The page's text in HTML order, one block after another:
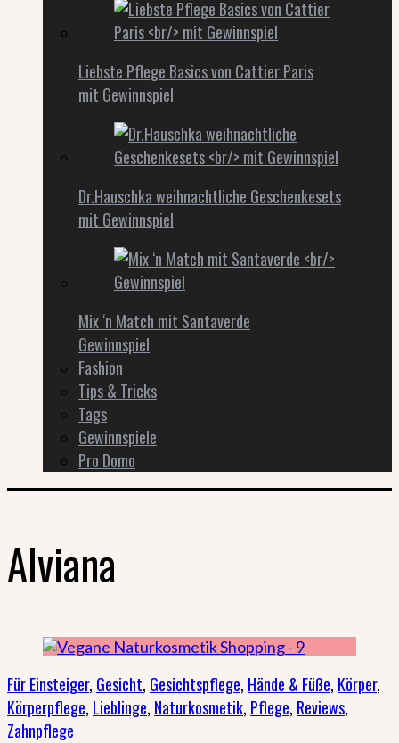
Liebste Pflege Basics von Cattier Paris
mit Gewinnspiel
Dr.Hauschka weihnachtliche Geschenkesets
mit Gewinnspiel
Mix ‘n Match mit Santaverde
Gewinnspiel
Fashion
Tips & Tricks
Tags
Gewinnspiele
Pro Domo
Alviana
Für Einsteiger, Gesicht, Gesichtspflege, Hände & Füße, Körper,
Körperpflege, Lieblinge, Naturkosmetik, Pflege, Reviews,
Zahnpflege